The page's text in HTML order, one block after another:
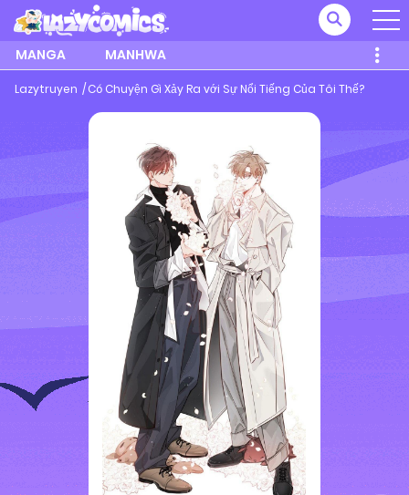
MANGA MANHWA
Lazytruyen Có Chuyện Gì Xảy Ra với Sự Nổi Tiếng Của Tôi Thế?